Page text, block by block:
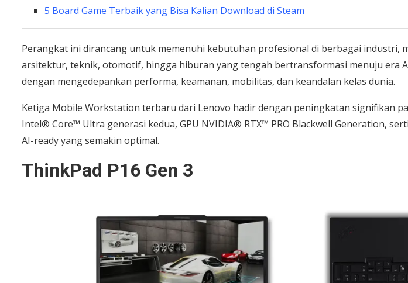
5 Board Game Terbaik yang Bisa Kalian Download di Steam
Perangkat ini dirancang untuk memenuhi kebutuhan profesional di berbagai industri,
arsitektur, teknik, otomotif, hingga hiburan yang tengah bertransformasi menuju era
dengan mengedepankan performa, keamanan, mobilitas, dan keandalan kelas dunia.
Ketiga Mobile Workstation terbaru dari Lenovo hadir dengan peningkatan signifikan
Intel® Core™ Ultra generasi kedua, GPU NVIDIA® RTX™ PRO Blackwell Generation,
AI-ready yang semakin optimal.
ThinkPad P16 Gen 3